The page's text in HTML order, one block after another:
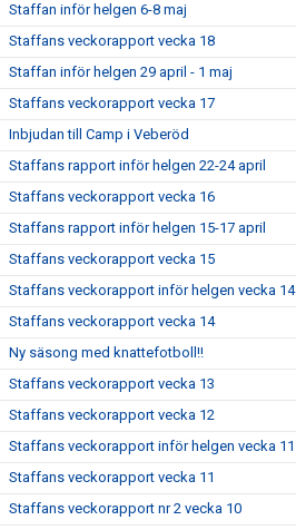
Staffan inför helgen 6-8 maj
Staffans veckorapport vecka 18
Staffan inför helgen 29 april - 1 maj
Staffans veckorapport vecka 17
Inbjudan till Camp i Veberöd
Staffans rapport inför helgen 22-24 april
Staffans veckorapport vecka 16
Staffans rapport inför helgen 15-17 april
Staffans veckorapport vecka 15
Staffans veckorapport inför helgen vecka 14
Staffans veckorapport vecka 14
Ny säsong med knattefotboll!!
Staffans veckorapport vecka 13
Staffans veckorapport vecka 12
Staffans veckorapport inför helgen vecka 11
Staffans veckorapport vecka 11
Staffans veckorapport nr 2 vecka 10